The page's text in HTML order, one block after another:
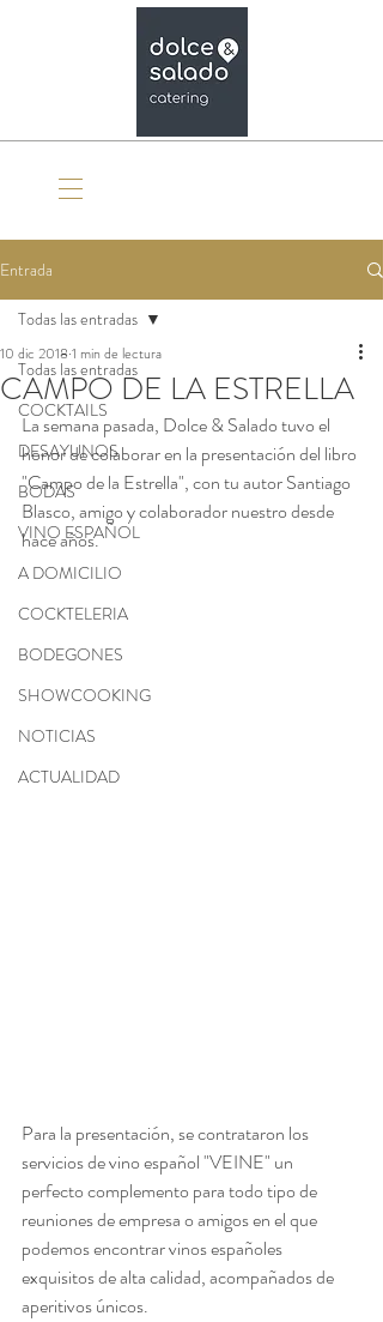
Entrada
Todas las entradas
COCKTAILS
DESAYUNOS
BODAS
VINO ESPAÑOL
A DOMICILIO
COCKTELERIA
BODEGONES
SHOWCOOKING
NOTICIAS
ACTUALIDAD
Todas las entradas
CAMPO DE LA ESTRELLA
10 dic 2018 1 min de lectura
La semana pasada, Dolce & Salado tuvo el
honor de colaborar en la presentación del libro
"Campo de la Estrella", con tu autor Santiago
Blasco, amigo y colaborador nuestro desde
hace años.
Para la presentación, se contrataron los
servicios de vino español "VEINE" un
perfecto complemento para todo tipo de
reuniones de empresa o amigos en el que
podemos encontrar vinos españoles
exquisitos de alta calidad, acompañados de
aperitivos únicos.